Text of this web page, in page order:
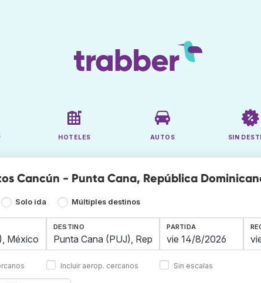
HOTELES AUTOS SIN
Cancún - Punta Cana, República
Solo ida Múltiples destinos
DESTINO
Incluir aerop. cercanos
PARTIDA
Sin escalas